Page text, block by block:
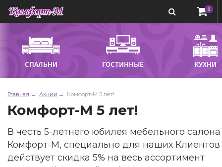
0
СПАЛЬНИ ГОСТИННЫЕ КУХНИ
Главная Акции Комфорт-М 5 лет!
Комфорт-М 5 лет!
В честь 5-летнего юбилея мебельного салона
Комфорт-М, специально для наших Клиентов
действует скидка 5% на весь ассортимент